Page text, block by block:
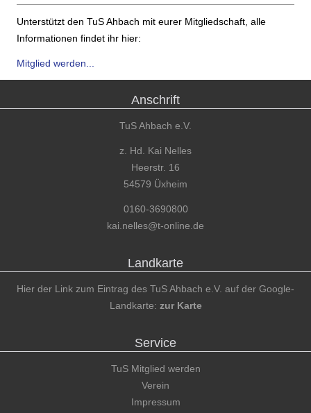
Unterstützt den TuS Ahbach mit eurer Mitgliedschaft, alle
Informationen findet ihr hier:
Mitglied werden...
Anschrift
TuS Ahbach e.V.
z. Hd. Kai Nelles
Heerstr. 16
54579 Üxheim
0160-3690800
kai.nelles@t-online.de
Landkarte
Hier der Link zum Eintrag des TuS Ahbach e.V. auf der Google-
Landkarte: zur Karte
Service
TuS Mitglied werden
Verein
Impressum